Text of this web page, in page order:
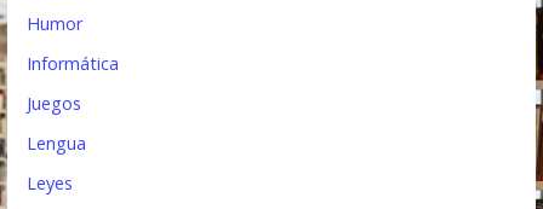
Humor
Informática
Juegos
Lengua
Leyes